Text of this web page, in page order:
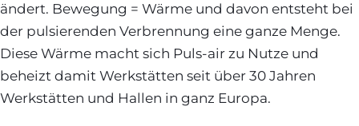
ändert. Bewegung = Wärme und davon entsteht bei
der pulsierenden Verbrennung eine ganze Menge.
Diese Wärme macht sich Puls-air zu Nutze und
beheizt damit Werkstätten seit über 30 Jahren
Werkstätten und Hallen in ganz Europa.